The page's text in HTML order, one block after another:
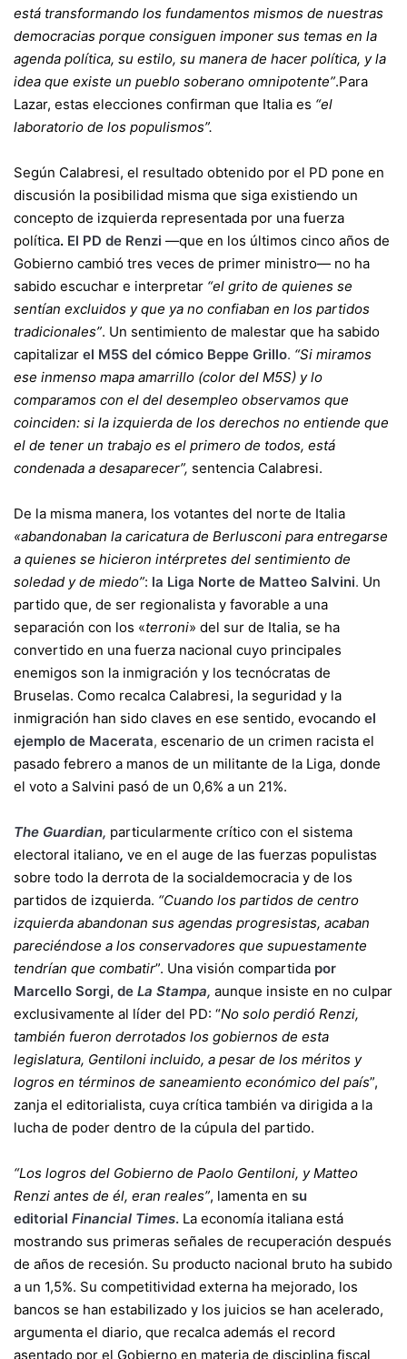
está transformando los fundamentos mismos de nuestras
democracias porque consiguen imponer sus temas en la
agenda política, su estilo, su manera de hacer política, y la
idea que existe un pueblo soberano omnipotente”.Para
Lazar, estas elecciones confirman que Italia es “el
laboratorio de los populismos”.
Según Calabresi, el resultado obtenido por el PD pone en
discusión la posibilidad misma que siga existiendo un
concepto de izquierda representada por una fuerza
política. El PD de Renzi —que en los últimos cinco años de
Gobierno cambió tres veces de primer ministro— no ha
sabido escuchar e interpretar “el grito de quienes se
sentían excluidos y que ya no confiaban en los partidos
tradicionales”. Un sentimiento de malestar que ha sabido
capitalizar el M5S del cómico Beppe Grillo. “Si miramos
ese inmenso mapa amarrillo (color del M5S) y lo
comparamos con el del desempleo observamos que
coinciden: si la izquierda de los derechos no entiende que
el de tener un trabajo es el primero de todos, está
condenada a desaparecer”, sentencia Calabresi.
De la misma manera, los votantes del norte de Italia
«abandonaban la caricatura de Berlusconi para entregarse
a quienes se hicieron intérpretes del sentimiento de
soledad y de miedo”: la Liga Norte de Matteo Salvini. Un
partido que, de ser regionalista y favorable a una
separación con los «terroni» del sur de Italia, se ha
convertido en una fuerza nacional cuyo principales
enemigos son la inmigración y los tecnócratas de
Bruselas. Como recalca Calabresi, la seguridad y la
inmigración han sido claves en ese sentido, evocando el
ejemplo de Macerata, escenario de un crimen racista el
pasado febrero a manos de un militante de la Liga, donde
el voto a Salvini pasó de un 0,6% a un 21%.
The Guardian, particularmente crítico con el sistema
electoral italiano, ve en el auge de las fuerzas populistas
sobre todo la derrota de la socialdemocracia y de los
partidos de izquierda. “Cuando los partidos de centro
izquierda abandonan sus agendas progresistas, acaban
pareciéndose a los conservadores que supuestamente
tendrían que combatir”. Una visión compartida por
Marcello Sorgi, de La Stampa, aunque insiste en no culpar
exclusivamente al líder del PD: “No solo perdió Renzi,
también fueron derrotados los gobiernos de esta
legislatura, Gentiloni incluido, a pesar de los méritos y
logros en términos de saneamiento económico del país”,
zanja el editorialista, cuya crítica también va dirigida a la
lucha de poder dentro de la cúpula del partido.
“Los logros del Gobierno de Paolo Gentiloni, y Matteo
Renzi antes de él, eran reales”, lamenta en su
editorial Financial Times. La economía italiana está
mostrando sus primeras señales de recuperación después
de años de recesión. Su producto nacional bruto ha subido
a un 1,5%. Su competitividad externa ha mejorado, los
bancos se han estabilizado y los juicios se han acelerado,
argumenta el diario, que recalca además el record
asentado por el Gobierno en materia de disciplina fiscal